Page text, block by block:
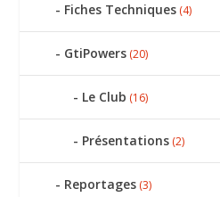
Fiches Techniques (4)
GtiPowers (20)
Le Club (16)
Présentations (2)
Reportages (3)